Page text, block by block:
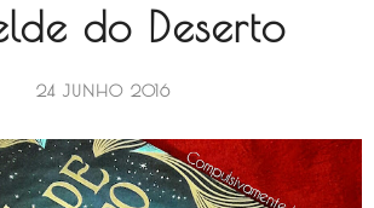
do Deserto
24 JUNHO 2016